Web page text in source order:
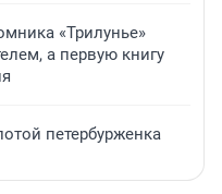
«Трилунье»
а первую книгу
петербурженка